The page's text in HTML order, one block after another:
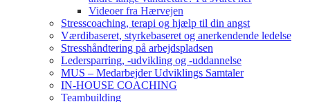
Videoer fra Hærvejen
Stresscoaching, terapi og hjælp til din angst
Værdibaseret, styrkebaseret og anerkendende ledelse
Stresshåndtering på arbejdspladsen
Ledersparring, -udvikling og -uddannelse
MUS – Medarbejder Udviklings Samtaler
IN-HOUSE COACHING
Teambuilding